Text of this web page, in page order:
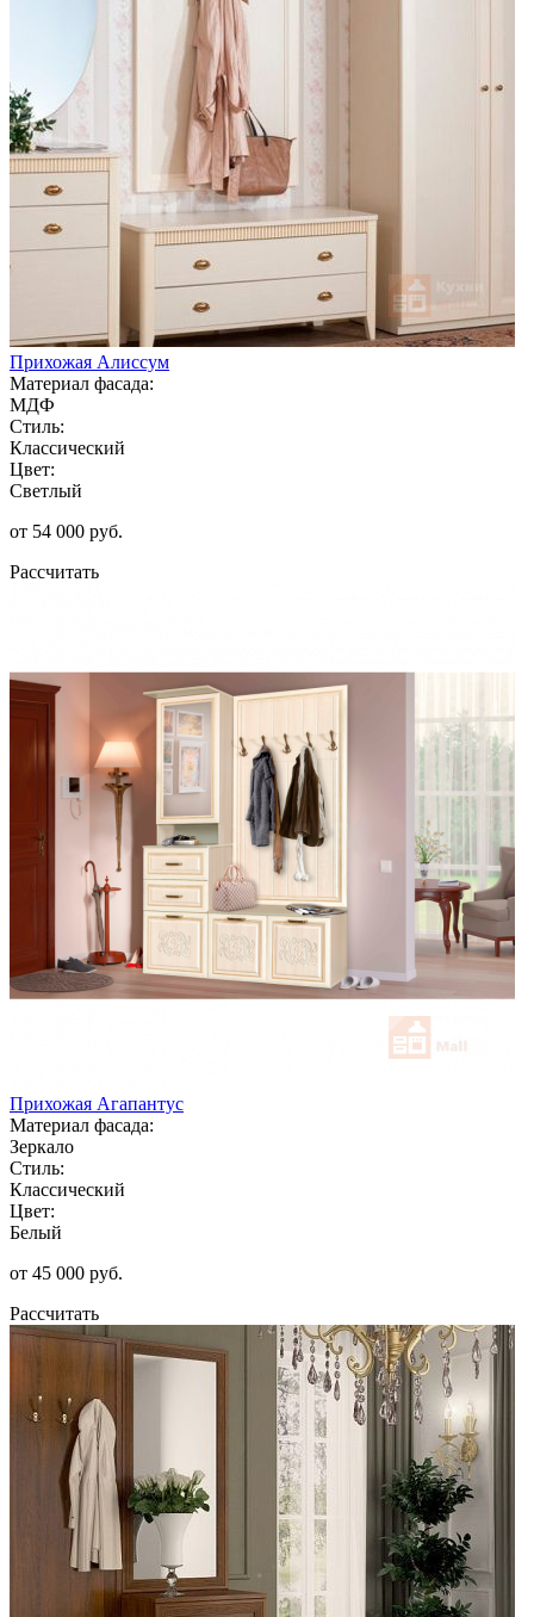
Прихожая Алиссум
Материал фасада:
МДФ
Стиль:
Классический
Цвет:
Светлый
от 54 000 руб.
Рассчитать
Прихожая Агапантус
Материал фасада:
Зеркало
Стиль:
Классический
Цвет:
Белый
от 45 000 руб.
Рассчитать